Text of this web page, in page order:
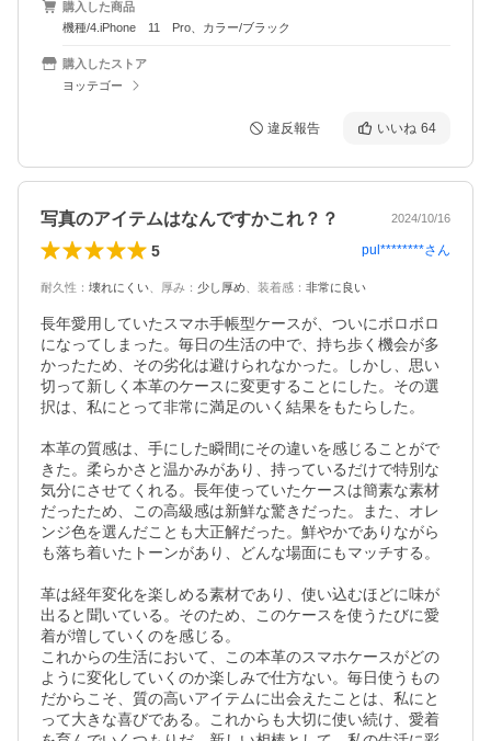
購入した商品
機種/4.iPhone 11 Pro、カラー/ブラック
購入したストア
ヨッテゴー
違反報告 いいね 64
写真のアイテムはなんですかこれ？？ 2024/10/16
5 pul********さん
耐久性 ： 壊れにくい 厚み ： 少し厚め 装着感 ： 非常に良い
長年愛用していたスマホ手帳型ケースが、ついにボロボロ
になってしまった。毎日の生活の中で、持ち歩く機会が多
かったため、その劣化は避けられなかった。しかし、思い
切って新しく本革のケースに変更することにした。その選
択は、私にとって非常に満足のいく結果をもたらした。
本革の質感は、手にした瞬間にその違いを感じることがで
きた。柔らかさと温かみがあり、持っているだけで特別な
気分にさせてくれる。長年使っていたケースは簡素な素材
だったため、この高級感は新鮮な驚きだった。また、オレ
ンジ色を選んだことも大正解だった。鮮やかでありながら
も落ち着いたトーンがあり、どんな場面にもマッチする。
革は経年変化を楽しめる素材であり、使い込むほどに味が
出ると聞いている。そのため、このケースを使うたびに愛
着が増していくのを感じる。
これからの生活において、この本革のスマホケースがどの
ように変化していくのか楽しみで仕方ない。毎日使うもの
だからこそ、質の高いアイテムに出会えたことは、私にと
って大きな喜びである。これからも大切に使い続け、愛着